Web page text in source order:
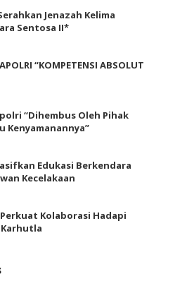
Jenazah Kelima
Sentosa II*
“KOMPETENSI ABSOLUT
“Dihembus Oleh Pihak
Kenyamanannya”
Edukasi Berkendara
Kecelakaan
Kolaborasi Hadapi